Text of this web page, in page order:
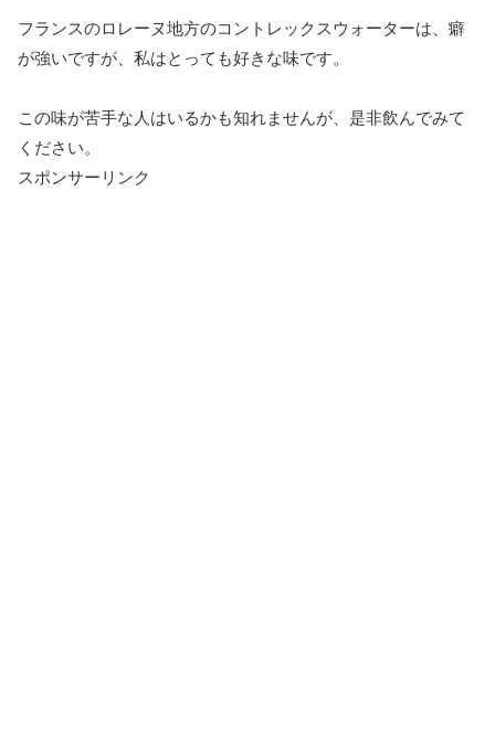
フランスのロレーヌ地方のコントレックスウォーターは、癖
が強いですが、私はとっても好きな味です。
この味が苦手な人はいるかも知れませんが、是非飲んでみて
ください。
スポンサーリンク